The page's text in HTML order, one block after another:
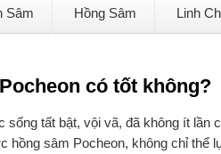
Sâm Hồng Sâm Linh
có tốt không?
sống tất bật, vội vã, đã không ít
hồng sâm Pocheon, không chỉ